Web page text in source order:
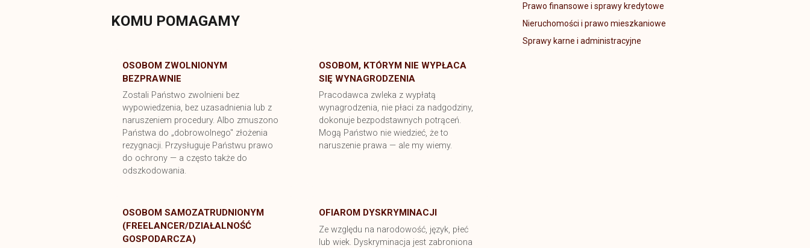
KOMU POMAGAMY
OSOBOM ZWOLNIONYM
BEZPRAWNIE
Zostali Państwo zwolnieni bez
wypowiedzenia, bez uzasadnienia lub z
naruszeniem procedury. Albo zmuszono
Państwa do „dobrowolnego" złożenia
rezygnacji. Przysługuje Państwu prawo
do ochrony — a często także do
odszkodowania.
OSOBOM, KTÓRYM NIE WYPŁACA
SIĘ WYNAGRODZENIA
Pracodawca zwleka z wypłatą
wynagrodzenia, nie płaci za nadgodziny,
dokonuje bezpodstawnych potrąceń.
Mogą Państwo nie wiedzieć, że to
naruszenie prawa — ale my wiemy.
OSOBOM SAMOZATRUDNIONYM
(FREELANCER/DZIAŁALNOŚĆ
GOSPODARCZA)
OFIAROM DYSKRYMINACJI
Ze względu na narodowość, język, płeć
lub wiek. Dyskryminacja jest zabroniona
Prawo finansowe i sprawy kredytowe
Nieruchomości i prawo mieszkaniowe
Sprawy karne i administracyjne